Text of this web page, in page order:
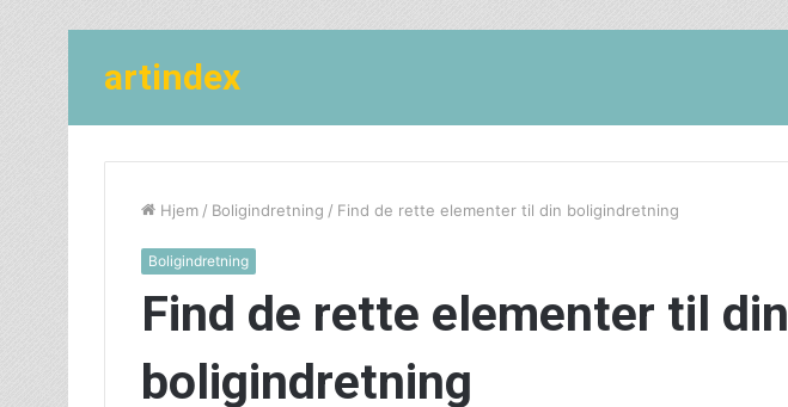
artindex
Hjem / Boligindretning / Find de rette elementer til din boligindretning
Boligindretning
Find de rette elementer til din
boligindretning